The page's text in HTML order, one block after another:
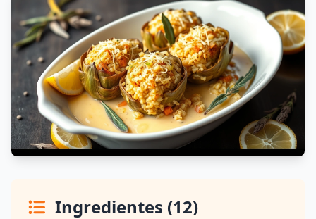
Ingredientes (12)